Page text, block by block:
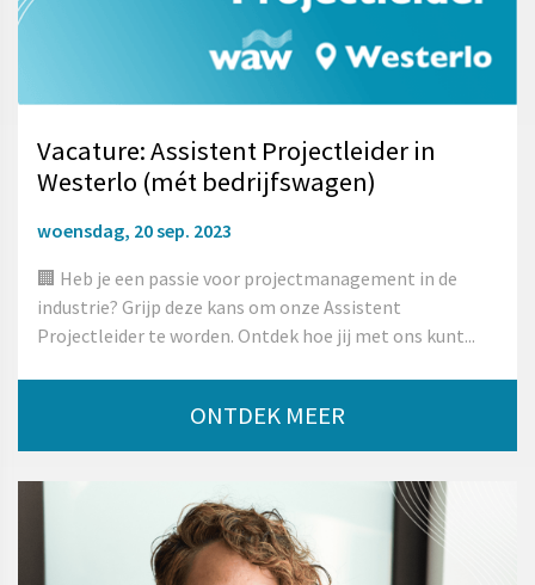
Vacature: Assistent Projectleider in
Westerlo (mét bedrijfswagen)
woensdag, 20 sep. 2023
🏢 Heb je een passie voor projectmanagement in de
industrie? Grijp deze kans om onze Assistent
Projectleider te worden. Ontdek hoe jij met ons kunt...
ONTDEK MEER